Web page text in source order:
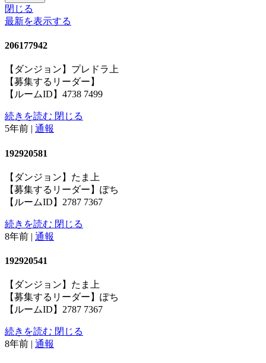
閉じる
最新を表示する
206177942
【ダンジョン】プレドラ上
【募集するリーダー】
【ルームID】4738 7499
続きを読む 閉じる
5年前 | 通報
192920581
【ダンジョン】たま上
【募集するリーダー】ぽち
【ルームID】2787 7367
続きを読む 閉じる
8年前 | 通報
192920541
【ダンジョン】たま上
【募集するリーダー】ぽち
【ルームID】2787 7367
続きを読む 閉じる
8年前 | 通報